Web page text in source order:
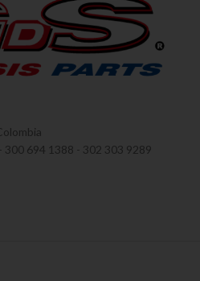
694 1388 - 302 303 9289